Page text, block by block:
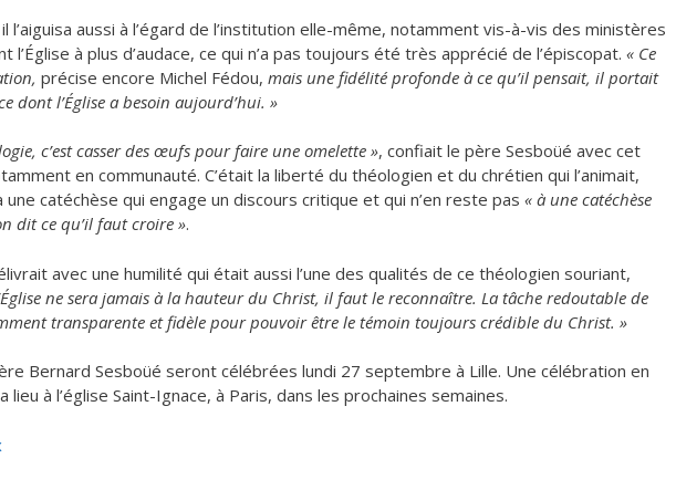
l’aiguisa aussi à l’égard de l’institution elle-même, notamment vis-à-vis des ministères
l’Église à plus d’audace, ce qui n’a pas toujours été très apprécié de l’épiscopat. « Ce
précise encore Michel Fédou, mais une fidélité profonde à ce qu’il pensait, il portait
dont l’Église a besoin aujourd’hui. »
c’est casser des œufs pour faire une omelette », confiait le père Sesboüé avec cet
en communauté. C’était la liberté du théologien et du chrétien qui l’animait,
catéchèse qui engage un discours critique et qui n’en reste pas « à une catéchèse
dit ce qu’il faut croire ».
avec une humilité qui était aussi l’une des qualités de ce théologien souriant,
ne sera jamais à la hauteur du Christ, il faut le reconnaître. La tâche redoutable de
transparente et fidèle pour pouvoir être le témoin toujours crédible du Christ. »
Bernard Sesboüé seront célébrées lundi 27 septembre à Lille. Une célébration en
à l’église Saint-Ignace, à Paris, dans les prochaines semaines.